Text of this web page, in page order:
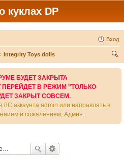
куклах DP
Вход
Integrity Toys dolls
БУДЕТ ЗАКРЫТА
В РЕЖИМ "ТОЛЬКО
ЗАКРЫТ СОВСЕМ.
аккаунта admin или направлять в
и сожалением, Админ.